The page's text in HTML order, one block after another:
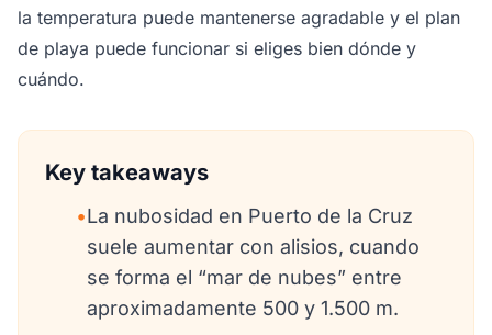
la temperatura puede mantenerse agradable y el plan
de playa puede funcionar si eliges bien dónde y
cuándo.
Key takeaways
•La nubosidad en Puerto de la Cruz
suele aumentar con alisios, cuando
se forma el “mar de nubes” entre
aproximadamente 500 y 1.500 m.